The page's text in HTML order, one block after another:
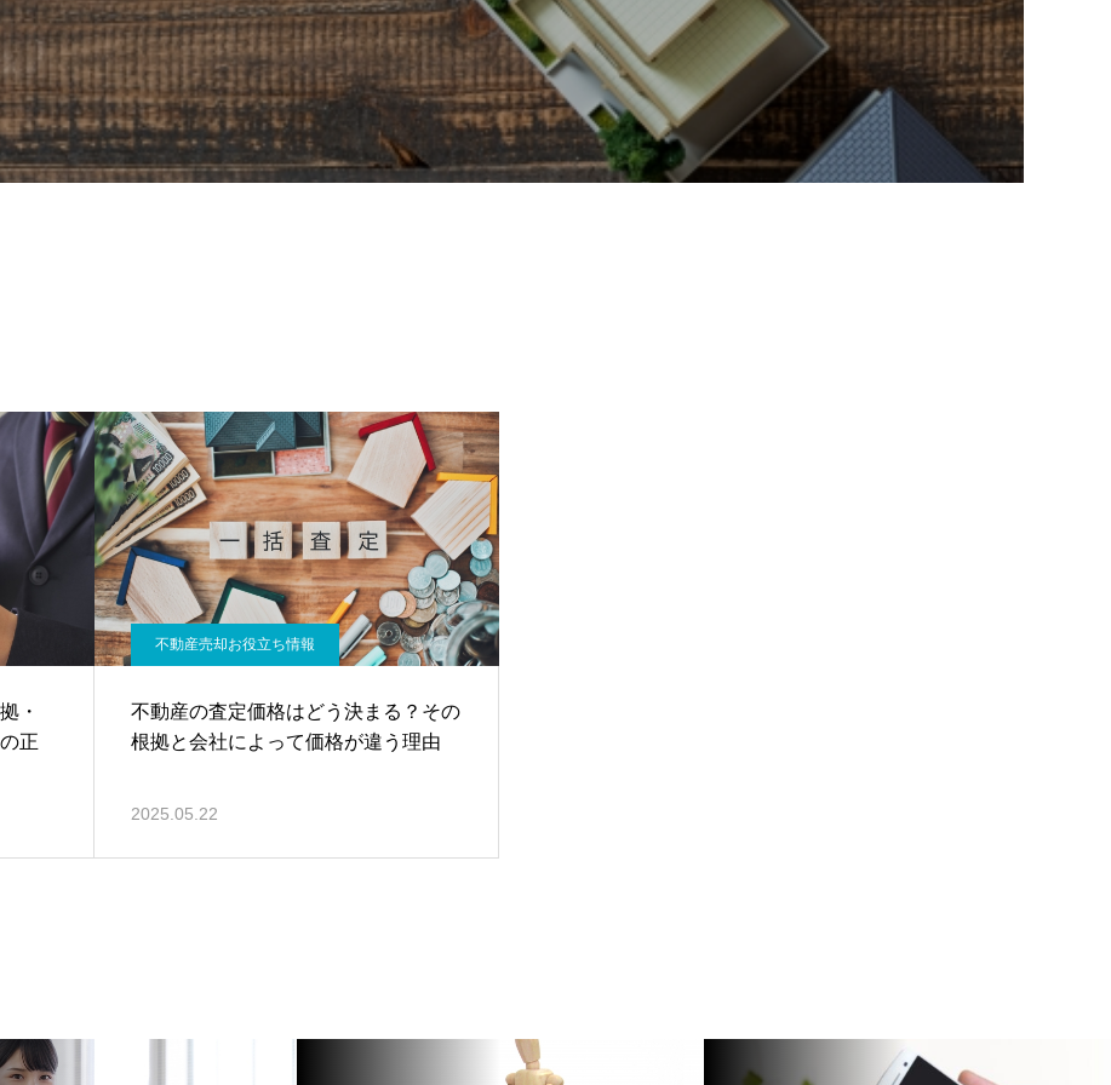
・
正
不動産売却お役立ち情報
不動産の査定価格はどう決まる？その
根拠と会社によって価格が違う理由
2025.05.22